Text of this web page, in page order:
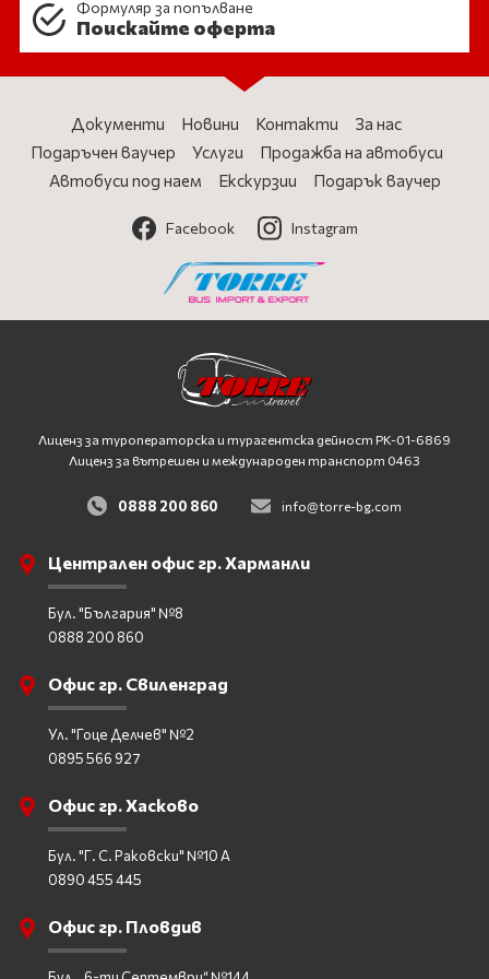
Формуляр за попълване
Поискайте оферта
Документи Новини Контакти
За нас
Подаръчен ваучер
Услуги
Продажба на автобуси
Автобуси под наем
Екскурзии Подарък ваучер
Facebook Instagram
Лиценз за туроператорска и турагентска дейност PK-01-6869
Лиценз за вътрешен и международен транспорт 0463
0888 200 860 info@torre-bg.com
Централен офис гр. Харманли
Бул. "България" №8
0888 200 860
Офис гр. Свиленград
Ул. "Гоце Делчев" №2
0895 566 927
Офис гр. Хасково
Бул. "Г. С. Раковски" №10 А
0890 455 445
Офис гр. Пловдив